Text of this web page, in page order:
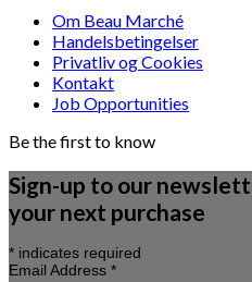
Om Beau Marché
Handelsbetingelser
Privatliv og Cookies
Kontakt
Job Opportunities
Be the first to know
Sign-up to our
your next purchase
* indicates required
Email Address *